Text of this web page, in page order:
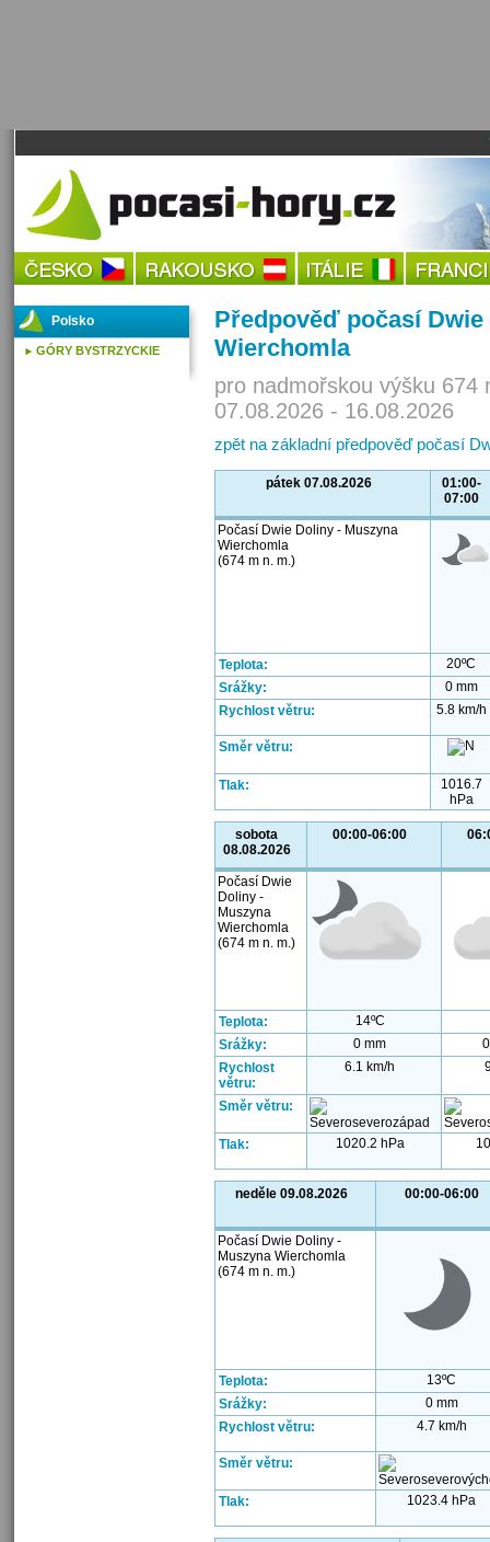
Předpověď počasí
Wierchomla
pro nadmořskou výšku 674
07.08.2026 - 16.08.2026
zpět na základní předpověď počasí
pátek 07.08.2026
01:00-
07:00
Počasí Dwie Doliny - Muszyna
Wierchomla
(674 m n. m.)
Teplota:
20ºC
Srážky:
0 mm
Rychlost větru:
5.8 km/h
Směr větru:
Tlak:
1016.7
hPa
sobota
08.08.2026
00:00-06:00
Počasí Dwie
Doliny -
Muszyna
Wierchomla
(674 m n. m.)
Teplota: 14ºC
Srážky:
0 mm
Rychlost
větru:
6.1 km/h
Směr větru:
Tlak: 1020.2 hPa
neděle 09.08.2026 00:00-06:00
Počasí Dwie Doliny -
Muszyna Wierchomla
(674 m n. m.)
Teplota:
13ºC
Srážky:
0 mm
Rychlost větru:
4.7 km/h
Směr větru:
Tlak: 1023.4 hPa
Polsko
GÓRY BYSTRZYCKIE